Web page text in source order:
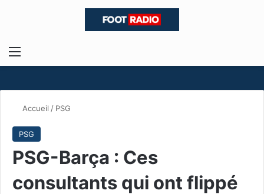
Menu
Accueil / PSG
PSG
PSG-Barça : Ces
consultants qui ont flippé